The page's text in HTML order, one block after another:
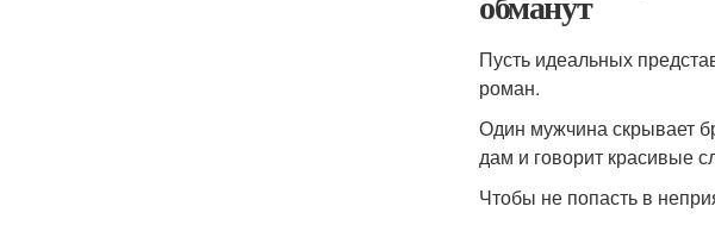
Пусть идеальных
роман.
Один мужчина скрывает
дам и говорит красивые
Чтобы не попасть в